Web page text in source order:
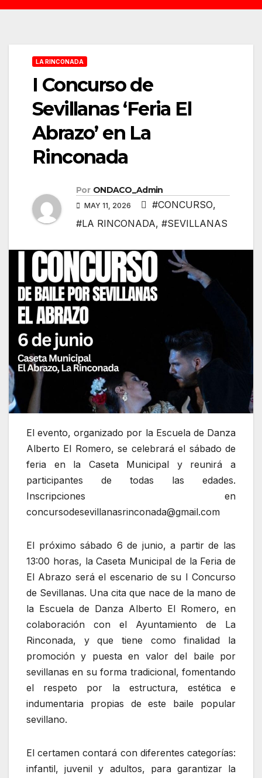
LA RINCONADA
I Concurso de
Sevillanas ‘Feria El
Abrazo’ en La
Rinconada
Por ONDACO_Admin
MAY 11, 2026 #CONCURSO,
#LA RINCONADA, #SEVILLANAS
El evento, organizado por la Escuela de Danza
Alberto El Romero, se celebrará el sábado de
feria en la Caseta Municipal y reunirá a
participantes de todas las edades.
Inscripciones en
concursodesevillanasrinconada@gmail.com
El próximo sábado 6 de junio, a partir de las
13:00 horas, la Caseta Municipal de la Feria de
El Abrazo será el escenario de su I Concurso
de Sevillanas. Una cita que nace de la mano de
la Escuela de Danza Alberto El Romero, en
colaboración con el Ayuntamiento de La
Rinconada, y que tiene como finalidad la
promoción y puesta en valor del baile por
sevillanas en su forma tradicional, fomentando
el respeto por la estructura, estética e
indumentaria propias de este baile popular
sevillano.
El certamen contará con diferentes categorías:
infantil, juvenil y adultos, para garantizar la